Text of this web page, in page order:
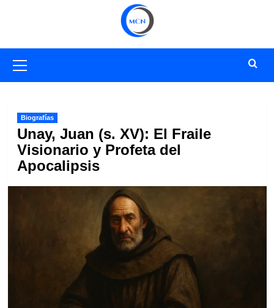
primario
Biografías
Unay, Juan (s. XV): El Fraile
Visionario y Profeta del
Apocalipsis